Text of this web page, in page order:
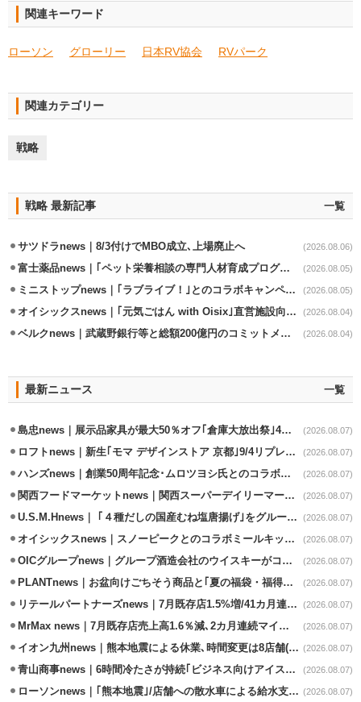
関連キーワード
ローソン グローリー 日本RV協会 RVパーク
関連カテゴリー
戦略
戦略 最新記事 一覧
サツドラnews｜8/3付けでMBO成立､上場廃止へ (2026.08.06)
富士薬品news｜｢ペット栄養相談の専門人材育成プログラム｣7月から開始 (2026.08.05)
ミニストップnews｜｢ラブライブ！｣とのコラボキャンペーン8/5から開催 (2026.08.05)
オイシックスnews｜｢元気ごはん with Oisix｣直営施設向けサービスを開始 (2026.08.04)
ベルクnews｜武蔵野銀行等と総額200億円のコミットメント契約 (2026.08.04)
最新ニュース 一覧
島忠news｜展示品家具が最大50％オフ｢倉庫大放出祭｣4店舗限定で開催 (2026.08.07)
ロフトnews｜新生｢モマ デザインストア 京都｣9/4リプレイスオープン (2026.08.07)
ハンズnews｜創業50周年記念･ムロツヨシ氏とのコラボ企画｢ムロハンズ｣開催 (2026.08.07)
関西フードマーケットnews｜関西スーパーデイリーマート蒲生店8/7改装 (2026.08.07)
U.S.M.Hnews｜ ｢４種だしの国産むね塩唐揚げ｣をグループ610店で共同販促 (2026.08.07)
オイシックスnews｜スノーピークとのコラボミールキット8/13発売 (2026.08.07)
OICグループnews｜グループ酒造会社のウイスキーがコンペティション受賞 (2026.08.07)
PLANTnews｜お盆向けごちそう商品と｢夏の福袋・福得カート｣8/8から開催 (2026.08.07)
リテールパートナーズnews｜7月既存店1.5%増/41カ月連続増 (2026.08.07)
MrMax news｜7月既存店売上高1.6％減､2カ月連続マイナス (2026.08.07)
イオン九州news｜熊本地震による休業､時間変更は8店舗(8/7時点) (2026.08.07)
青山商事news｜6時間冷たさが持続｢ビジネス向けアイスベスト｣発売 (2026.08.07)
ローソンnews｜｢熊本地震｣/店舗への散水車による給水支援を開始 (2026.08.07)